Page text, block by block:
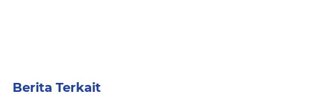
Berita Terkait